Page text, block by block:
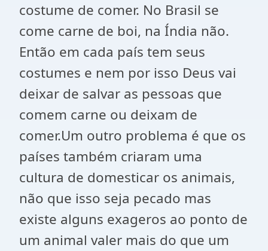
costume de comer. No Brasil se
come carne de boi, na Índia não.
Então em cada país tem seus
costumes e nem por isso Deus vai
deixar de salvar as pessoas que
comem carne ou deixam de
comer.Um outro problema é que os
países também criaram uma
cultura de domesticar os animais,
não que isso seja pecado mas
existe alguns exageros ao ponto de
um animal valer mais do que um